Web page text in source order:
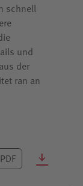
schnell
und
der
ran an
PDF